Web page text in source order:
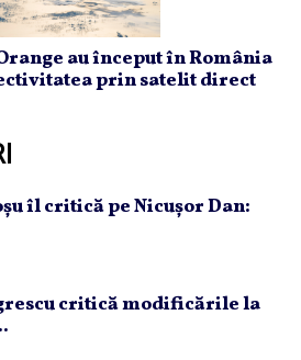
au început în România
prin satelit direct
îl critică pe Nicuşor Dan:
critică modificările la